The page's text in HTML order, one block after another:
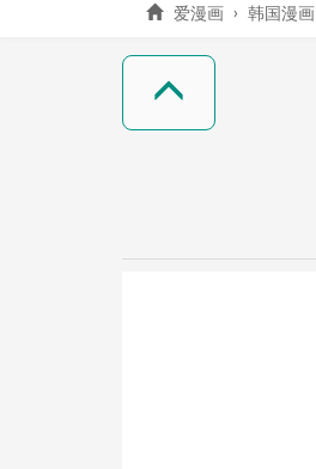
爱漫画 韩国漫画